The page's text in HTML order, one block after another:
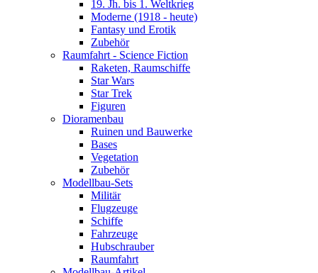
19. Jh. bis 1. Weltkrieg
Moderne (1918 - heute)
Fantasy und Erotik
Zubehör
Raumfahrt - Science Fiction
Raketen, Raumschiffe
Star Wars
Star Trek
Figuren
Dioramenbau
Ruinen und Bauwerke
Bases
Vegetation
Zubehör
Modellbau-Sets
Militär
Flugzeuge
Schiffe
Fahrzeuge
Hubschrauber
Raumfahrt